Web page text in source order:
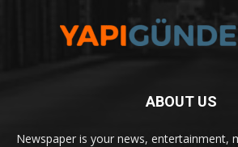
ABOUT US
Newspaper is your news, entertainment,